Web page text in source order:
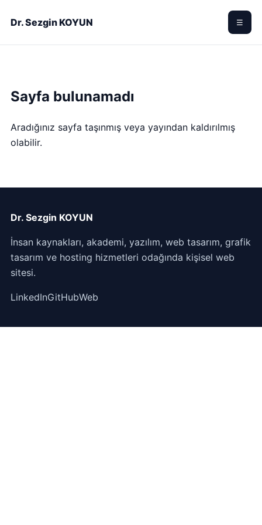
Dr. Sezgin KOYUN ☰
Sayfa bulunamadı
Aradığınız sayfa taşınmış veya yayından kaldırılmış
olabilir.
Dr. Sezgin KOYUN
İnsan kaynakları, akademi, yazılım, web tasarım, grafik
tasarım ve hosting hizmetleri odağında kişisel web
sitesi.
LinkedInGitHubWeb